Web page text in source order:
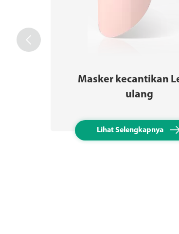
Masker kecantikan
ulang
Lihat Selengkapnya
